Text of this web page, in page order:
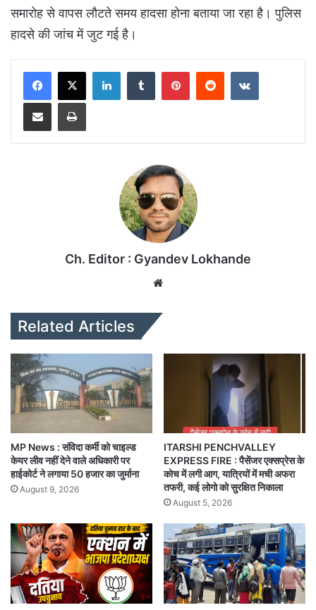
समारोह से वापस लौटते समय हादसा होना बताया जा रहा है। पुलिस
हादसे की जांच में जुट गई है।
Ch. Editor : Gyandev Lokhande
Related Articles
MP News : संविदा कर्मी को चाइल्ड
केयर लीव नहीं देने वाले अधिकारी पर
हाईकोर्ट ने लगाया 50 हजार का जुर्माना
August 9, 2026
ITARSHI PENCHVALLEY
EXPRESS FIRE : पैसेंजर एक्सप्रेस के
कोच में लगी आग, यात्रियों में मची अफरा
तफरी, कई लोगो को सुरक्षित निकाला
August 5, 2026